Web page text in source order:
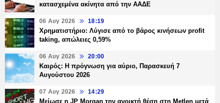
κατασχεμένα ακίνητα από την ΑΑΔΕ
06 Αυγ 2026 18:19
Χρηματιστήριο: Λύγισε από το βάρος κινήσεων profit
taking, απώλειες 0,59%
06 Αυγ 2026 20:00
Καιρός: Η πρόγνωση για αύριο, Παρασκευή 7
Αυγούστου 2026
07 Αυγ 2026 14:29
Μείωσε η JP Morgan την ανοικτή θέση στη Metlen μετά